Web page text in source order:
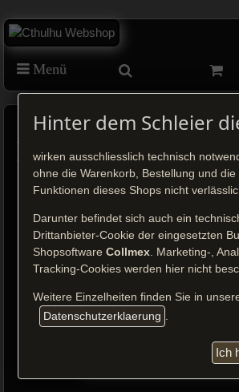
Menü
Arkham Horror Miniatur
von Leng
Klick auf das Bild, um es zu
inkl. MwSt.
zzgl.Versandkosten
Hinter dem Schleier
wirken ausschliesslich technisch
ohne die Warenkorb, Bestellung und
Funktionen dieses Shops nicht
Darunter befindet sich auch ein
Drittanbieter-Cookie der eingesetzten
ShopsoftwareCollmex . Marketing-,
Tracking-Cookies werden hier nicht
Weitere Einzelheiten finden Sie in
Datenschutzerklaerung
Ich